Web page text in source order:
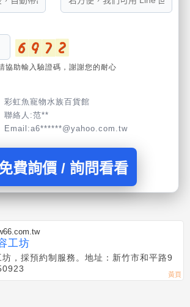
協助輸入驗證碼，謝謝您的耐心
彩虹魚寵物水族百貨館
聯絡人:范**
Email:a6******@yahoo.com.tw
費詢價 / 詢問看看
工坊
，採預約制服務。地址：新竹市和平路9